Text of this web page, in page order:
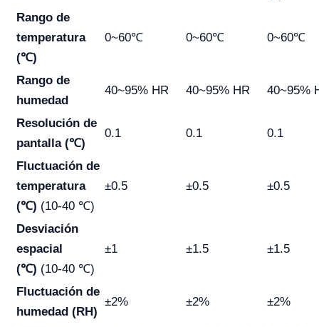
Rango de
temperatura
(℃)
0~60℃ 0~60℃ 0~60℃
Rango de
humedad
40~95% HR 40~95% HR 40~95%
Resolución de
pantalla (℃)
0.1 0.1 0.1
Fluctuación de
temperatura
(℃) (10-40 ℃)
±0.5 ±0.5 ±0.5
Desviación
espacial
(℃) (10-40 ℃)
±1 ±1.5 ±1.5
Fluctuación de
humedad (RH)
±2% ±2% ±2%